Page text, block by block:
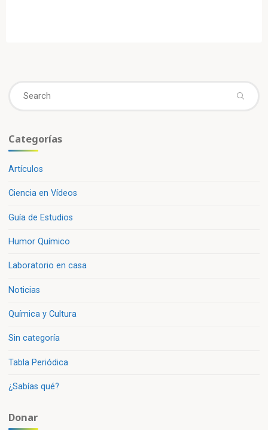
Categorías
Artículos
Ciencia en Vídeos
Guía de Estudios
Humor Químico
Laboratorio en casa
Noticias
Química y Cultura
Sin categoría
Tabla Periódica
¿Sabías qué?
Donar